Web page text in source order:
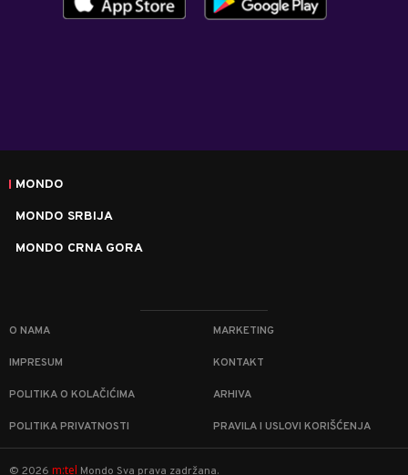
MONDO
MONDO SRBIJA
MONDO CRNA GORA
O NAMA MARKETING
IMPRESUM KONTAKT
POLITIKA O KOLAČIĆIMA ARHIVA
POLITIKA PRIVATNOSTI PRAVILA I USLOVI KORIŠĆENJA
© 2026 m:tel Mondo Sva prava zadržana.